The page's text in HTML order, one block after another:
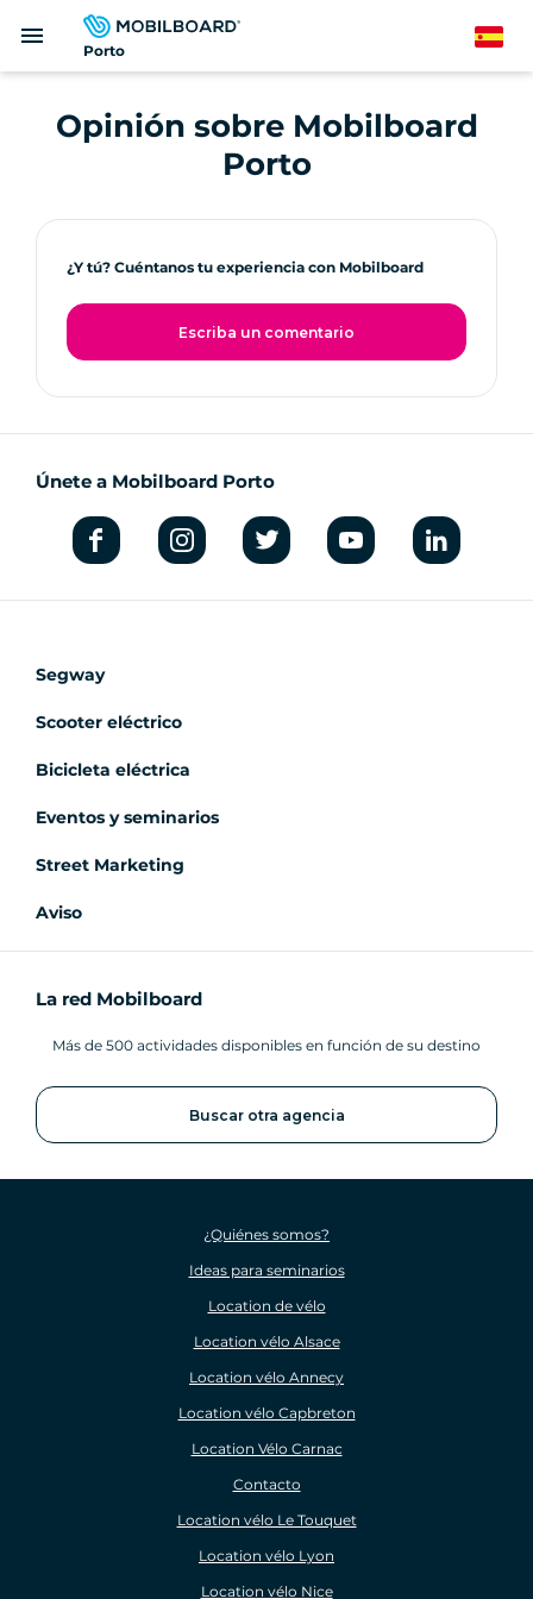
Porto
menu Spanish
Opinión sobre Mobilboard
Porto
¿Y tú? Cuéntanos tu experiencia con Mobilboard
Escriba un comentario
Únete a Mobilboard Porto
Segway
Scooter eléctrico
Bicicleta eléctrica
Eventos y seminarios
Street Marketing
Aviso
La red Mobilboard
Más de 500 actividades disponibles en función de su destino
Buscar otra agencia
¿Quiénes somos?
Ideas para seminarios
Location de vélo
Location vélo Alsace
Location vélo Annecy
Location vélo Capbreton
Location Vélo Carnac
Contacto
Location vélo Le Touquet
Location vélo Lyon
Location vélo Nice